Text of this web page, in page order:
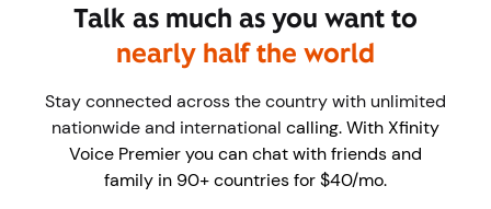
Habla todo lo que quierascasi la
mitad del mundo
Manténgase conectado en todo el país con
llamadas nacionales e internacionales ilimitadas.
Llamadas. Con Xfinity Voice Premier puedes
chatear con amigos y familiares en más de 90